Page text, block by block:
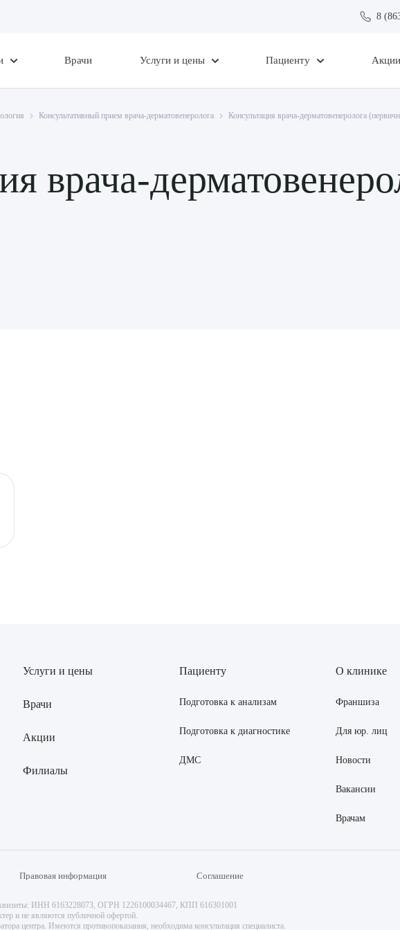
8
Врачи Услуги и цены Пациенту Акции
Консультативный прием врача-дерматовенеролога Консультация врача-дерматовенеролога
врача-
Услуги и цены
Врачи
Акции
Филиалы
Пациенту
Подготовка к анализам
Подготовка к диагностике
ДМС
О клинике
Франшиза
Для юр. лиц
Новости
Вакансии
Врачам
Правовая информация Соглашение
ИНН 6163228073, ОГРН 1226100034467, КПП 616301001
и не являются публичной офертой.
центра. Имеются противопоказания, необходима консультация специалиста.